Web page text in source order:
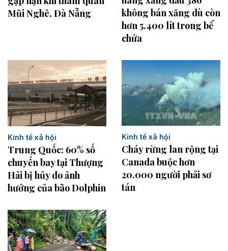
Mũi Nghê, Đà Nẵng
không bán xăng dù còn
hơn 5.400 lít trong bể
chứa
Kinh tế xã hội
Trung Quốc: 60% số
chuyến bay tại Thượng
Hải bị hủy do ảnh
hưởng của bão Dolphin
Kinh tế xã hội
Cháy rừng lan rộng tại
Canada buộc hơn
20.000 người phải sơ
tán